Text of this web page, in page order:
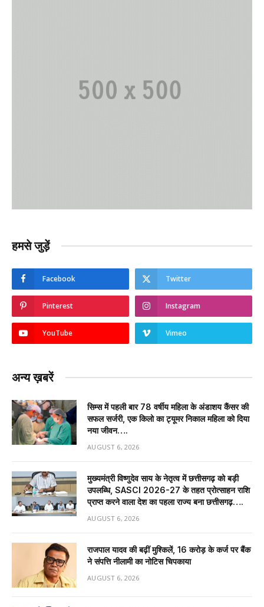
हमसे जुड़ें
Facebook Twitter
Pinterest Instagram
YouTube Vimeo
अन्य ख़बरें
सिम्स में पहली बार 78 वर्षीय महिला के अंडाशय कैंसर की
सफल सर्जरी, एक किलो का ट्यूमर निकाल महिला को दिया
नया जीवन….
AUGUST 6, 2026
मुख्यमंत्री विष्णुदेव साय के नेतृत्व में छत्तीसगढ़ को बड़ी
उपलब्धि, SASCI 2026-27 के तहत प्रोत्साहन राशि
प्राप्त करने वाला देश का पहला राज्य बना छत्तीसगढ़….
AUGUST 6, 2026
राजपाल यादव की बढ़ीं मुश्किलें, ₹16 करोड़ के कर्ज पर बैंक
ने संपत्ति नीलामी का नोटिस चिपकाया
AUGUST 6, 2026